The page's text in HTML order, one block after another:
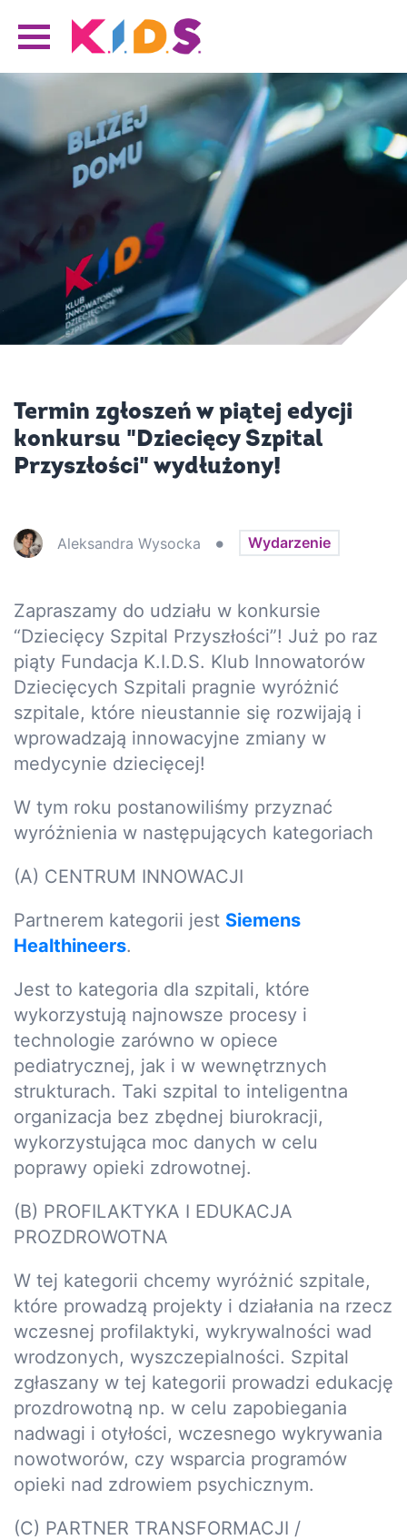
Termin zgłoszeń w piątej edycji
konkursu "Dziecięcy Szpital
Przyszłości" wydłużony!
Aleksandra Wysocka • Wydarzenie
Zapraszamy do udziału w konkursie
“Dziecięcy Szpital Przyszłości”! Już po raz
piąty Fundacja K.I.D.S. Klub Innowatorów
Dziecięcych Szpitali pragnie wyróżnić
szpitale, które nieustannie się rozwijają i
wprowadzają innowacyjne zmiany w
medycynie dziecięcej!
W tym roku postanowiliśmy przyznać
wyróżnienia w następujących kategoriach
(A) CENTRUM INNOWACJI
Partnerem kategorii jest Siemens
Healthineers.
Jest to kategoria dla szpitali, które
wykorzystują najnowsze procesy i
technologie zarówno w opiece
pediatrycznej, jak i w wewnętrznych
strukturach. Taki szpital to inteligentna
organizacja bez zbędnej biurokracji,
wykorzystująca moc danych w celu
poprawy opieki zdrowotnej.
(B) PROFILAKTYKA I EDUKACJA
PROZDROWOTNA
W tej kategorii chcemy wyróżnić szpitale,
które prowadzą projekty i działania na rzecz
wczesnej profilaktyki, wykrywalności wad
wrodzonych, wyszczepialności. Szpital
zgłaszany w tej kategorii prowadzi edukację
prozdrowotną np. w celu zapobiegania
nadwagi i otyłości, wczesnego wykrywania
nowotworów, czy wsparcia programów
opieki nad zdrowiem psychicznym.
(C) PARTNER TRANSFORMACJI /